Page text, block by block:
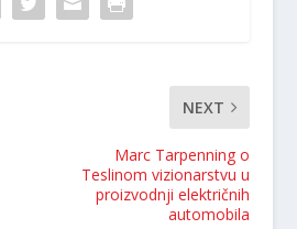
NEXT
Marc Tarpenning o
Teslinom vizionarstvu u
proizvodnji električnih
automobila